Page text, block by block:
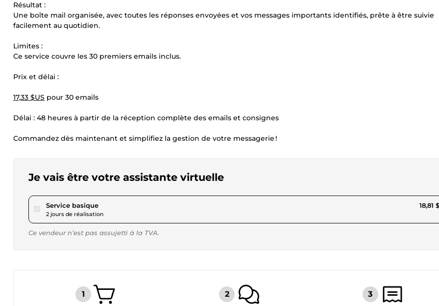
Résultat :
Une boîte mail organisée, avec toutes les réponses envoyées et vos messages importants identifiés, prête à être suivie
facilement au quotidien.
Limites :
Ce service couvre les 30 premiers emails inclus.
Prix et délai :
17,33 $US pour 30 emails
Délai : 48 heures à partir de la réception complète des emails et consignes
Commandez dès maintenant et simplifiez la gestion de votre messagerie !
Je vais être votre assistante virtuelle
Service basiquepour 17,33 $US
2 jours de réalisation
18,81
Ce vendeur n’est pas assujetti à la TVA.